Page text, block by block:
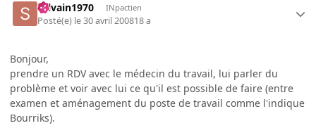
sylvain1970 INpactien
Posté(e) le 30 avril 200818 a
Bonjour,
prendre un RDV avec le médecin du travail, lui parler du
problème et voir avec lui ce qu'il est possible de faire (entre
examen et aménagement du poste de travail comme l'indique
Bourriks).